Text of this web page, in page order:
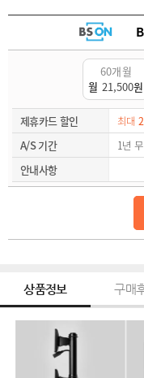
60개월
월 21,500원
제휴카드 할인 최대
A/S 기간
1년
안내사항
상품정보 구매